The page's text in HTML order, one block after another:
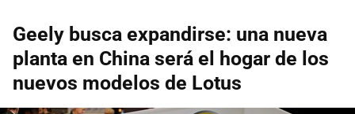
Geely busca expandirse: una nueva
planta en China será el hogar de los
nuevos modelos de Lotus